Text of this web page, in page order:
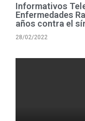
Informativos
Enfermedades
años contra el
28/02/2022